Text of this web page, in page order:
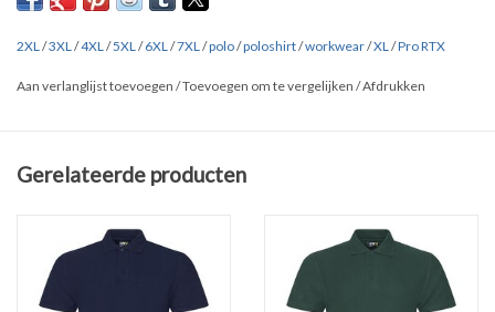
Ribboord en nek verstevigd met tape. Hals met drie ton-sur-ton
knoopjes.
wasbaar op 60 graden.
producten'
2XL/3XL/4XL/5XL/6XL/7XL/polo/poloshirt/workwear/XL/Pro RTX
Aan verlanglijst toevoegen /Toevoegen om te vergelijken /Afdrukken
Gerelateerde producten